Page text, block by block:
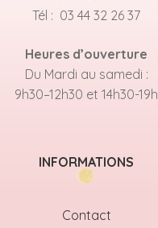
Tél : 03 44 32 26 37
Heures d’ouverture
Du Mardi au samedi :
9h30–12h30 et 14h30-19h
INFORMATIONS
Contact